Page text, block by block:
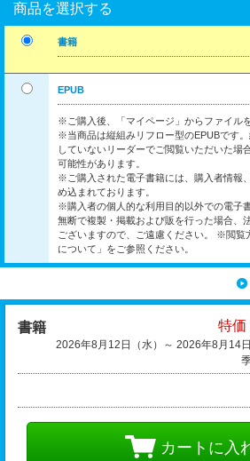
商品を選択する
書籍
EPUB
※ご購入後、「マイページ」からファイル
※当商品は縦組みリフロー型のEPUBです
していないリーダーでご閲覧いただいた場
可能性があります。
※ご購入された電子書籍には、購入者情報
め込まれております。
※購入者の個人的な利用目的以外での電子
無断で複製・掲載および販を行った場合、
ございますので、ご遠慮ください。 ※閲覧
について」をご参照ください。
書籍 特価
2026年8月12日（水）～ 2026年8月14
カートに入